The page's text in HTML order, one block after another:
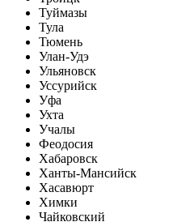
Туймазы
Тула
Тюмень
Улан-Удэ
Ульяновск
Уссурийск
Уфа
Ухта
Учалы
Феодосия
Хабаровск
Ханты-Мансийск
Хасавюрт
Химки
Чайковский